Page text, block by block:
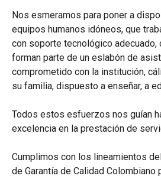
Nos esmeramos para poner a
equipos humanos idóneos, que
con soporte tecnológico
forman parte de un eslabón de
comprometido con la institución,
su familia, dispuesto a enseñar, a
Todos estos esfuerzos nos guían
excelencia en la prestación de
Cumplimos con los lineamientos
de Garantía de Calidad Colombiano